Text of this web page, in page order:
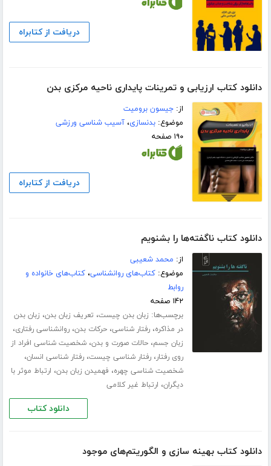
دریافت از کتابراه
دانلود کتاب ارزیابی و تمرینات پایداری ناحیه مرکزی بدن
از:جیسون برومیت
موضوع:بدنسازی،آسیب شناسی ورزشی
۱۹۰ صفحه
دریافت از کتابراه
دانلود کتاب ناگفته‌ها را بشنویم
از: محمد شعیبی
موضوع:کتاب‌های روانشناسی،کتاب‌های خانواده و
روابط
۱۴۲ صفحه
برچسب‌ها: زبان بدن چیست، تعریف زبان بدن، زبان بدن
در مذاکره،رفتار شناسی،حرکات بدن،روانشناسی رفتاری،
زبان جسم،حالات صورت و بدن،شخصیت شناسی افراد از
روی رفتار،رفتار شناسی چیست،رفتار شناسی انسان،
شخصیت شناسی چهره، فهمیدن زبان بدن، ارتباط موثر با
دیگران، ارتباط غیر کلامی
دانلود کتاب
دانلود کتاب بهینه سازی و الگوریتم‌های موجود